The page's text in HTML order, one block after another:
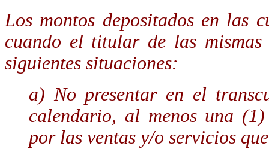
Los montos depositados en las
cuando el titular de las
siguientes situaciones:
a) No presentar en el
calendario, al menos una
por las ventas y/o servicios